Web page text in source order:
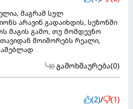
მაგრამ სულ
არავინ გადაიხდის, სეზონში
მაგის გამო, თუ მომდევნო
მოიშორებს რეალი,
გამოხმაურება(0)
(2)/ (1)